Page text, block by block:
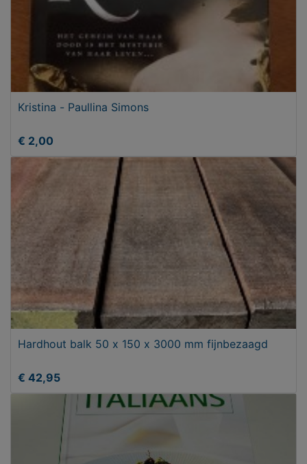
Kristina - Paullina Simons
€ 2,00
Hardhout balk 50 x 150 x 3000 mm fijnbezaagd
€ 42,95